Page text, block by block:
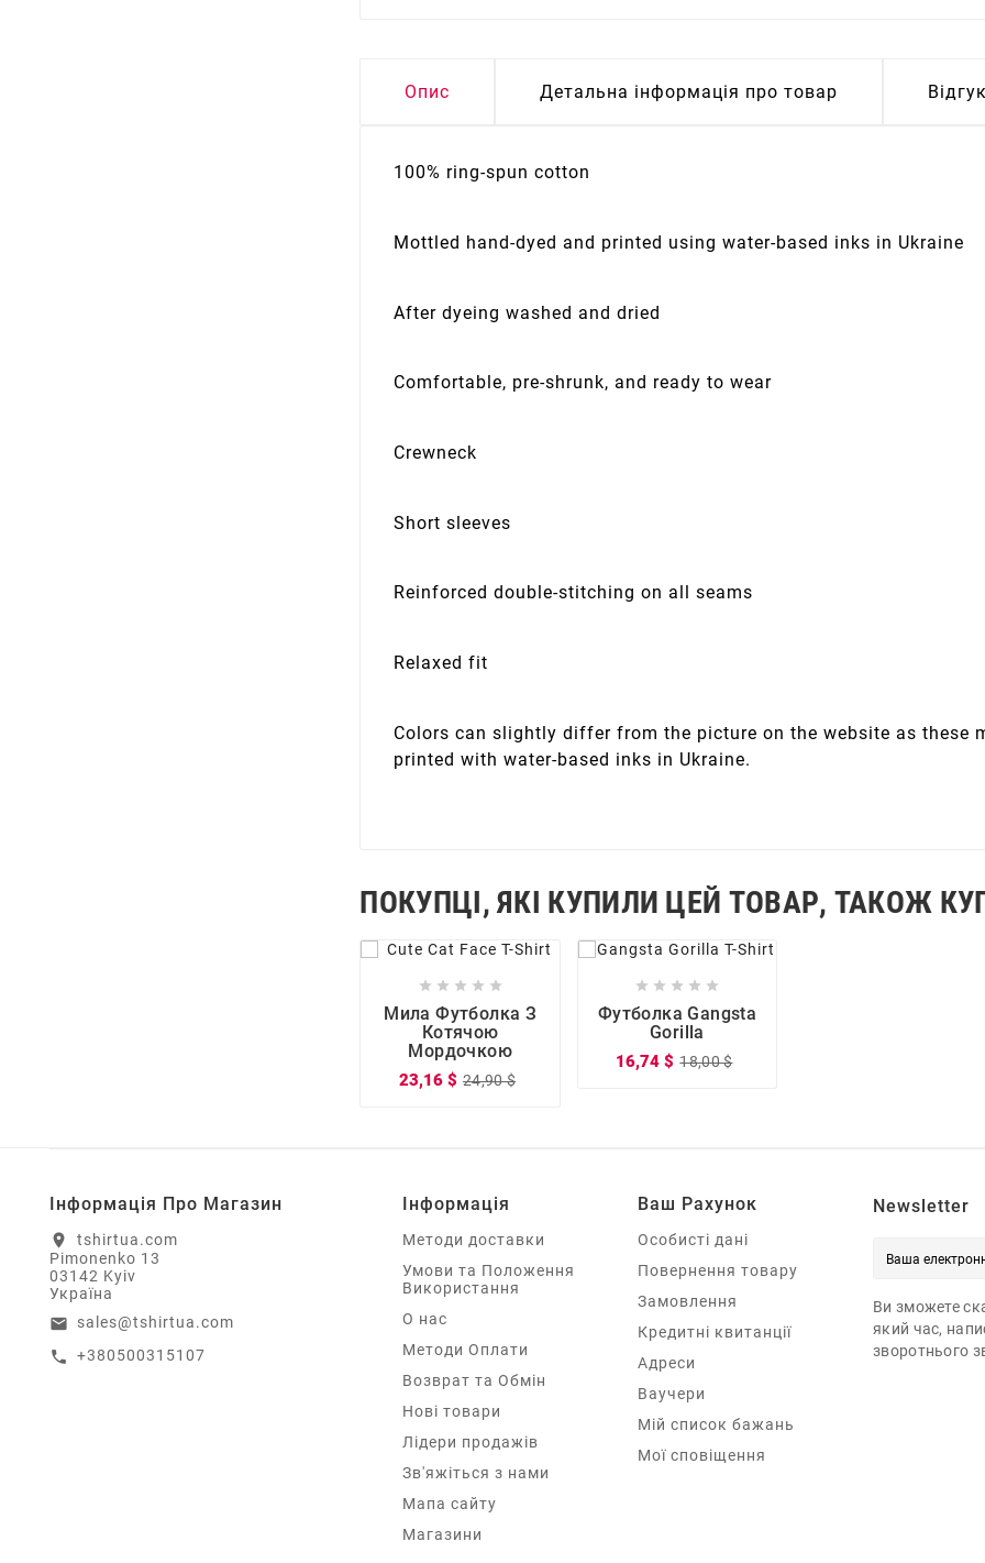
Опис Детальна інформація про товар
100% ring-spun cotton
Mottled hand-dyed and printed using water-based inks in Ukraine
After dyeing washed and dried
Comfortable, pre-shrunk, and ready to wear
Crewneck
Short sleeves
Reinforced double-stitching on all seams
Relaxed fit
Colors can slightly differ from the picture on the website as these
printed with water-based inks in Ukraine.
ПОКУПЦІ, ЯКІ КУПИЛИ ЦЕЙ ТОВАР, ТАКОЖ
    
Мила Футболка З
Котячою
Мордочкою
23,16 $ 24,90 $
    
Футболка Gangsta
Gorilla
16,74 $ 18,00 $
Інформація Про Магазин
location_on
tshirtua.com
Pimonenko 13
03142 Kyiv
Україна
email sales@tshirtua.com
call +380500315107
Інформація
Методи доставки
Умови та Положення
Використання
О нас
Методи Оплати
Возврат та Обмін
Нові товари
Лідери продажів
Зв'яжіться з нами
Мапа сайту
Магазини
Ваш Рахунок
Особисті дані
Повернення товару
Замовлення
Кредитні квитанції
Адреси
Ваучери
Мій список бажань
Мої сповіщення
Newsletter
Ви зможете
який час,
зворотнього